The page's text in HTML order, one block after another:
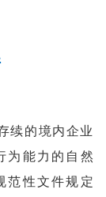
续的境内企业
为能力的自然
范性文件规定